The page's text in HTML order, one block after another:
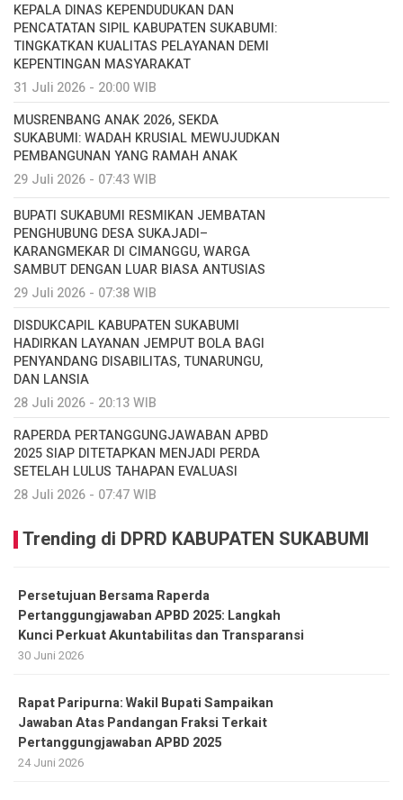
KEPALA DINAS KEPENDUDUKAN DAN
PENCATATAN SIPIL KABUPATEN SUKABUMI:
TINGKATKAN KUALITAS PELAYANAN DEMI
KEPENTINGAN MASYARAKAT
31 Juli 2026 - 20:00 WIB
MUSRENBANG ANAK 2026, SEKDA
SUKABUMI: WADAH KRUSIAL MEWUJUDKAN
PEMBANGUNAN YANG RAMAH ANAK
29 Juli 2026 - 07:43 WIB
BUPATI SUKABUMI RESMIKAN JEMBATAN
PENGHUBUNG DESA SUKAJADI–
KARANGMEKAR DI CIMANGGU, WARGA
SAMBUT DENGAN LUAR BIASA ANTUSIAS
29 Juli 2026 - 07:38 WIB
DISDUKCAPIL KABUPATEN SUKABUMI
HADIRKAN LAYANAN JEMPUT BOLA BAGI
PENYANDANG DISABILITAS, TUNARUNGU,
DAN LANSIA
28 Juli 2026 - 20:13 WIB
RAPERDA PERTANGGUNGJAWABAN APBD
2025 SIAP DITETAPKAN MENJADI PERDA
SETELAH LULUS TAHAPAN EVALUASI
28 Juli 2026 - 07:47 WIB
Trending di DPRD KABUPATEN SUKABUMI
Persetujuan Bersama Raperda
Pertanggungjawaban APBD 2025: Langkah
Kunci Perkuat Akuntabilitas dan Transparansi
30 Juni 2026
Rapat Paripurna: Wakil Bupati Sampaikan
Jawaban Atas Pandangan Fraksi Terkait
Pertanggungjawaban APBD 2025
24 Juni 2026